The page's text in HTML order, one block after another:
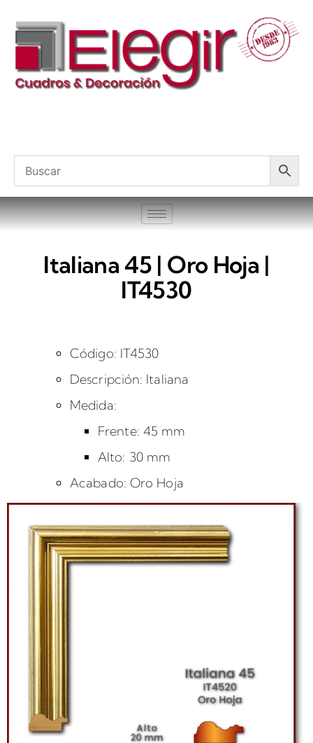
Italiana 45 | Oro Hoja |
IT4530
Código: IT4530
Descripción: Italiana
Medida:
Frente: 45 mm
Alto: 30 mm
Acabado: Oro Hoja